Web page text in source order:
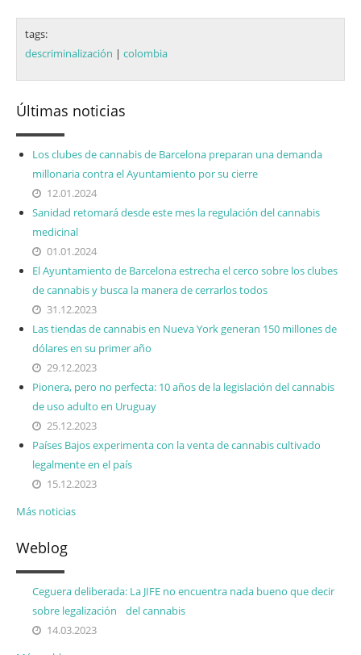
tags:
descriminalización | colombia
Últimas noticias
Los clubes de cannabis de Barcelona preparan una demanda
millonaria contra el Ayuntamiento por su cierre
12.01.2024
Sanidad retomará desde este mes la regulación del cannabis
medicinal
01.01.2024
El Ayuntamiento de Barcelona estrecha el cerco sobre los clubes
de cannabis y busca la manera de cerrarlos todos
31.12.2023
Las tiendas de cannabis en Nueva York generan 150 millones de
dólares en su primer año
29.12.2023
Pionera, pero no perfecta: 10 años de la legislación del cannabis
de uso adulto en Uruguay
25.12.2023
Países Bajos experimenta con la venta de cannabis cultivado
legalmente en el país
15.12.2023
Más noticias
Weblog
Ceguera deliberada: La JIFE no encuentra nada bueno que decir
sobre legalización del cannabis
14.03.2023